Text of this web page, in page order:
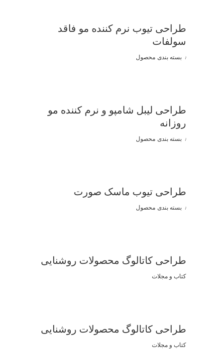
طراحی تیوب نرم کننده مو فاقد
سولفات
بسته بندی محصول
طراحی لیبل شامپو و نرم کننده مو
روزانه
بسته بندی محصول
طراحی تیوب ماسک صورت
بسته بندی محصول
طراحی کاتالوگ محصولات روشنایی
کتاب و مجلات
طراحی کاتالوگ محصولات روشنایی
کتاب و مجلات